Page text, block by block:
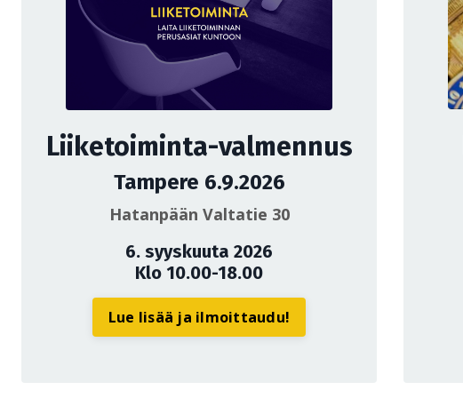
Liiketoiminta-valmennus
Tampere 6.9.2026
Hatanpään Valtatie 30
6. syyskuuta 2026
Klo 10.00-18.00
Lue lisää ja ilmoittaudu!